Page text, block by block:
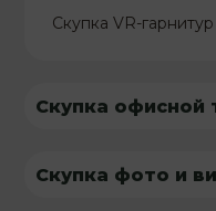
Скупка VR-гарнитур
Скупка офисной
Скупка фото и